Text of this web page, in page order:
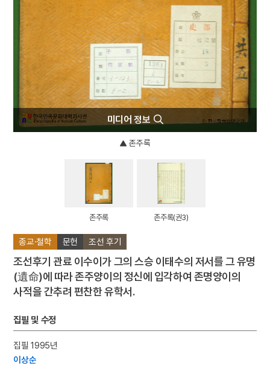
종교·철학 문헌 조선 후기
조선후기 관료 이수이가 그의 스승 이태수의 저서를 그 유명
(遺命)에 따라 존주양이의 정신에 입각하여 존명양이의
사적을 간추려 편찬한 유학서.
집필 및 수정
집필 1995년
이상순
미디어 정보
존주록
존주록 존주록(권3)